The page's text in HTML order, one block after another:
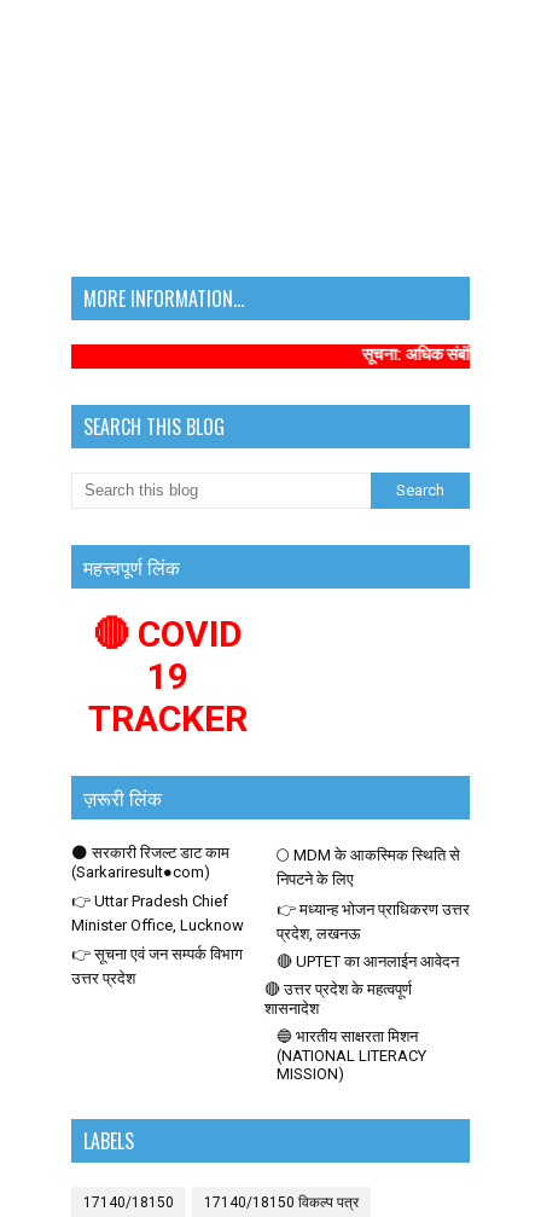
MORE INFORMATION...
सूचना: अधिक संबंधित समाचारों के
SEARCH THIS BLOG
महत्त्वपूर्ण लिंक
🔴 COVID
19
TRACKER
ज़रूरी लिंक
🌑 सरकारी रिजल्ट डाट काम
(Sarkariresult●com)
🌕 MDM के आकस्मिक स्थिति से
निपटने के लिए
👉 Uttar Pradesh Chief
Minister Office, Lucknow
👉 मध्यान्ह भोजन प्राधिकरण उत्तर
प्रदेश, लखनऊ
👉 सूचना एवं जन सम्पर्क विभाग
उत्तर प्रदेश
🔴 UPTET का आनलाईन आवेदन
🔴 उत्तर प्रदेश के महत्वपूर्ण
शासनादेश
🔵 भारतीय साक्षरता मिशन
(NATIONAL LITERACY
MISSION)
LABELS
17140/18150 17140/18150 विकल्प पत्र